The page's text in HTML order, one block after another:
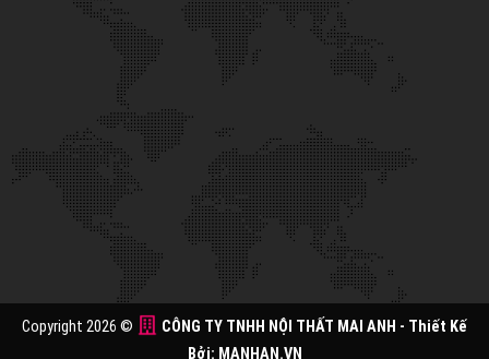
Copyright 2026 © CÔNG TY TNHH NỘI THẤT MAI ANH - Thiết Kế
Bởi: MANHAN.VN